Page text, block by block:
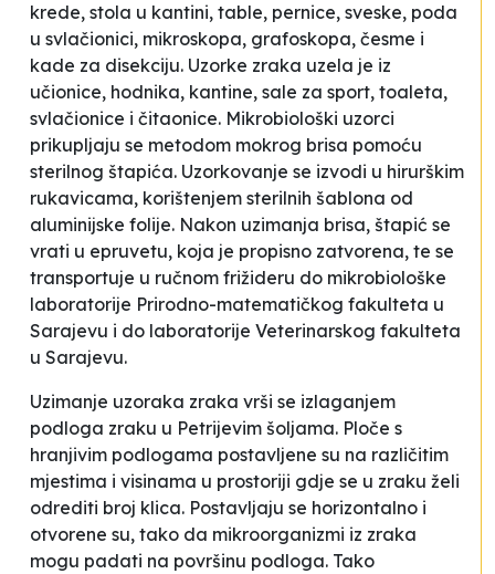
krede, stola u kantini, table, pernice, sveske, poda
u svlačionici, mikroskopa, grafoskopa, česme i
kade za disekciju. Uzorke zraka uzela je iz
učionice, hodnika, kantine, sale za sport, toaleta,
svlačionice i čitaonice. Mikrobiološki uzorci
prikupljaju se metodom mokrog brisa pomoću
sterilnog štapića. Uzorkovanje se izvodi u hirurškim
rukavicama, korištenjem sterilnih šablona od
aluminijske folije. Nakon uzimanja brisa, štapić se
vrati u epruvetu, koja je propisno zatvorena, te se
transportuje u ručnom frižideru do mikrobiološke
laboratorije Prirodno-matematičkog fakulteta u
Sarajevu i do laboratorije Veterinarskog fakulteta
u Sarajevu.
Uzimanje uzoraka zraka vrši se izlaganjem
podloga zraku u Petrijevim šoljama. Ploče s
hranjivim podlogama postavljene su na različitim
mjestima i visinama u prostoriji gdje se u zraku želi
odrediti broj klica. Postavljaju se horizontalno i
otvorene su, tako da mikroorganizmi iz zraka
mogu padati na površinu podloga. Tako